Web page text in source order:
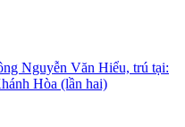
Nguyễn Văn Hiểu, trú tại:
Hòa (lần hai)